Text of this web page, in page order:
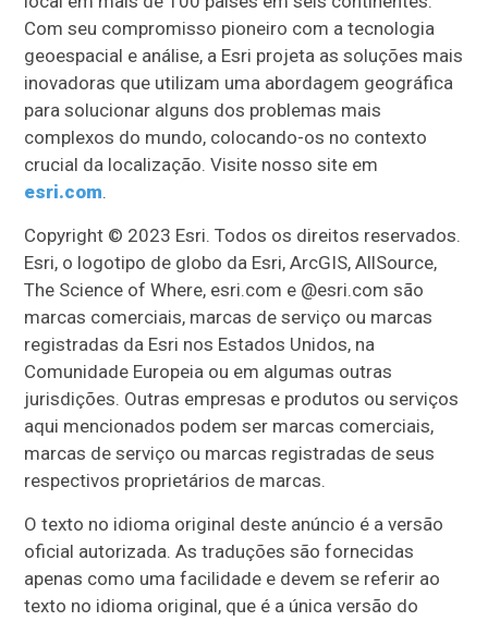
Com seu compromisso pioneiro com a tecnologia
geoespacial e análise, a Esri projeta as soluções mais
inovadoras que utilizam uma abordagem geográfica
para solucionar alguns dos problemas mais
complexos do mundo, colocando-os no contexto
crucial da localização. Visite nosso site em
esri.com.
Copyright © 2023 Esri. Todos os direitos reservados.
Esri, o logotipo de globo da Esri, ArcGIS, AllSource,
The Science of Where, esri.com e @esri.com são
marcas comerciais, marcas de serviço ou marcas
registradas da Esri nos Estados Unidos, na
Comunidade Europeia ou em algumas outras
jurisdições. Outras empresas e produtos ou serviços
aqui mencionados podem ser marcas comerciais,
marcas de serviço ou marcas registradas de seus
respectivos proprietários de marcas.
O texto no idioma original deste anúncio é a versão
oficial autorizada. As traduções são fornecidas
apenas como uma facilidade e devem se referir ao
texto no idioma original, que é a única versão do